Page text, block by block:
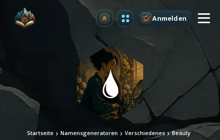
Upgrade Anmelden
Startseite Namensgeneratoren Verschiedenes Beauty